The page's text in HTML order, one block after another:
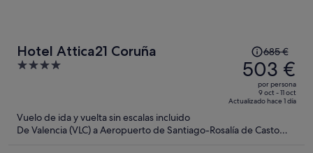
Hotel Attica21 Coruña
4
precio
era
685 €,
es
685 €
503 €
por persona
9 oct - 11 oct
Actualizado hace 1 día
Vuelo de ida y vuelta sin escalas incluido
De Valencia (VLC) a Aeropuerto de Santiago-Rosalía de Casto